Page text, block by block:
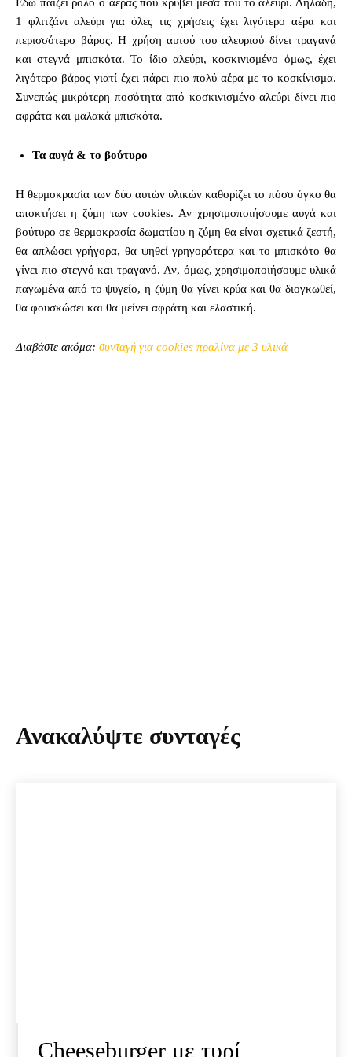
1 φλιτζάνι αλεύρι για όλες τις χρήσεις έχει λιγότερο αέρα και
περισσότερο βάρος. Η χρήση αυτού του αλευριού δίνει τραγανά
και στεγνά μπισκότα. Το ίδιο αλεύρι, κοσκινισμένο όμως, έχει
λιγότερο βάρος γιατί έχει πάρει πιο πολύ αέρα με το κοσκίνισμα.
Συνεπώς μικρότερη ποσότητα από κοσκινισμένο αλεύρι δίνει πιο
αφράτα και μαλακά μπισκότα.
Τα αυγά & το βούτυρο
Η θερμοκρασία των δύο αυτών υλικών καθορίζει το πόσο όγκο θα
αποκτήσει η ζύμη των cookies. Αν χρησιμοποιήσουμε αυγά και
βούτυρο σε θερμοκρασία δωματίου η ζύμη θα είναι σχετικά ζεστή,
θα απλώσει γρήγορα, θα ψηθεί γρηγορότερα και το μπισκότο θα
γίνει πιο στεγνό και τραγανό. Αν, όμως, χρησιμοποιήσουμε υλικά
παγωμένα από το ψυγείο, η ζύμη θα γίνει κρύα και θα διογκωθεί,
θα φουσκώσει και θα μείνει αφράτη και ελαστική.
Διαβάστε ακόμα: συνταγή για cookies πραλίνα με 3 υλικά
Ανακαλύψτε συνταγές
Cheeseburger με τυρί